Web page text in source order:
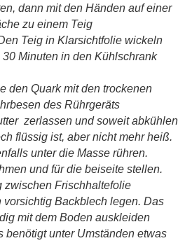
dann mit den Händen auf einer
zu einem Teig
Teig in Klarsichtfolie wickeln
Minuten in den Kühlschrank
den Quark mit den trockenen
des Rührgeräts
zerlassen und soweit abkühlen
flüssig ist, aber nicht mehr heiß.
unter die Masse rühren.
und für die beiseite stellen.
zwischen Frischhaltefolie
vorsichtig Backblech legen. Das
mit dem Boden auskleiden
benötigt unter Umständen etwas